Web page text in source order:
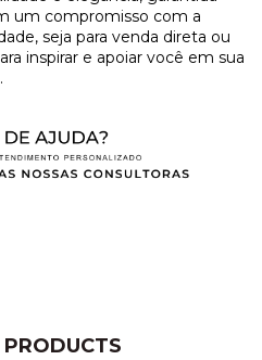
um compromisso com a
seja para venda direta ou
inspirar e apoiar você em sua